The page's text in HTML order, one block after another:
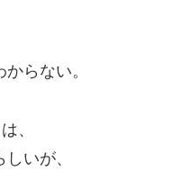
らない。
、
いが、